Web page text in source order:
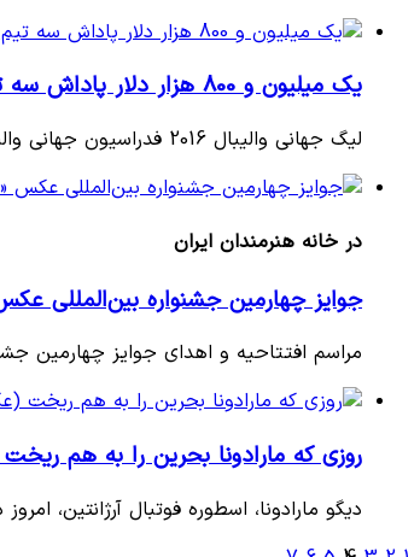
یک میلیون و 800 هزار دلار پاداش سه تیم برتر لیگ جهانی والیبال
لیگ جهانی والیبال 2016 فدراسیون جهانی والیبال یک میلیون و 800 هزار دلار جایزه برای سه تیم برتر لیگ جهانی والیبال در…
در خانه هنرمندان ایران
جوایز چهارمین جشنواره بین‌المللی
مراسم افتتاحیه و اهدای جوایز چهارمین جشنواره بین‌المللی عکس
روزی که مارادونا بحرین را به هم
دیگو مارادونا، اسطوره فوتبال آرژانتین،